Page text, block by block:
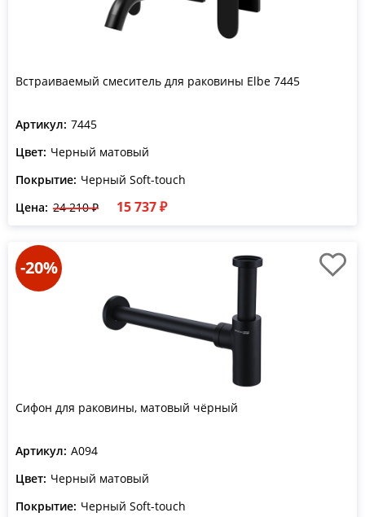
Встраиваемый смеситель для раковины Elbe 7445
Артикул: 7445
Цвет: Черный матовый
Покрытие: Черный Soft-touch
Цена: 24 210 ₽ 15 737 ₽
-20%
Сифон для раковины, матовый чёрный
Артикул: A094
Цвет: Черный матовый
Покрытие: Черный Soft-touch